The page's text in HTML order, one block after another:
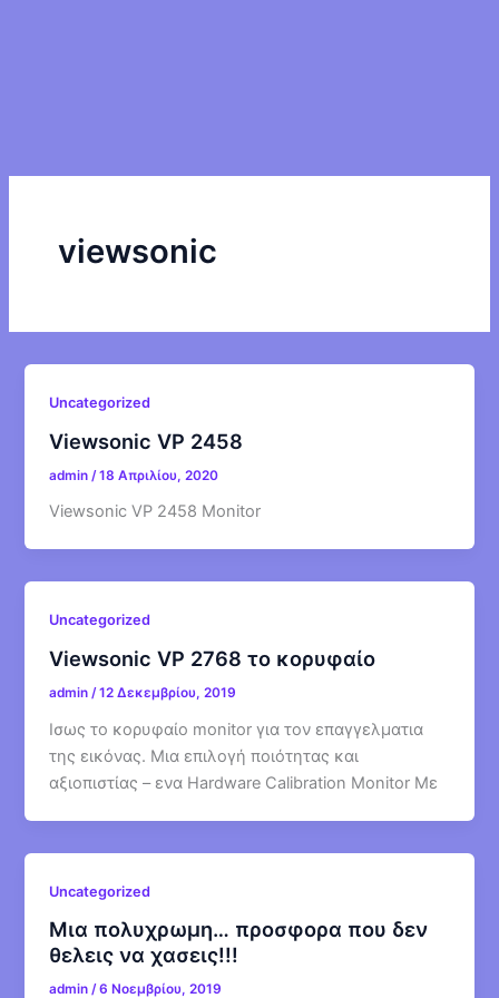
viewsonic
Uncategorized
Viewsonic VP 2458
admin /18 Απριλίου, 2020
Viewsonic VP 2458 Monitor
Uncategorized
Viewsonic VP 2768 το κορυφαίο
admin/12 Δεκεμβρίου, 2019
Ισως το κορυφαίο monitor για τον επαγγελματια
της εικόνας. Μια επιλογή ποιότητας και
αξιοπιστίας – ενα Hardware Calibration Monitor Με
Uncategorized
Mια πολυχρωμη… προσφορα που δεν
θελεις να χασεις!!!
admin/6 Νοεμβρίου, 2019